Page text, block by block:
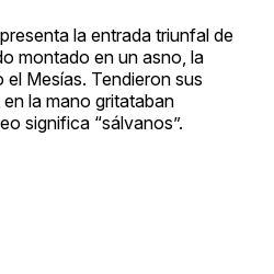
la entrada triunfal de
montado en un asno, la
Mesías. Tendieron sus
la mano gritataban
significa “sálvanos”.